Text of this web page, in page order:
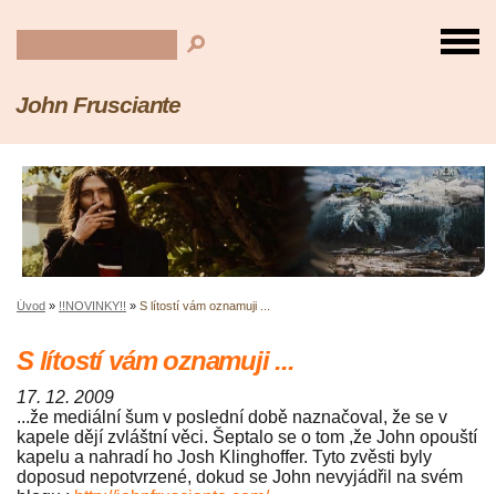
John Frusciante
Úvod » !!NOVINKY!! » S lítostí vám oznamuji ...
S lítostí vám oznamuji ...
17. 12. 2009
...že mediální šum v poslední době naznačoval, že se v
kapele dějí zvláštní věci. Šeptalo se o tom ,že John opouští
kapelu a nahradí ho Josh Klinghoffer. Tyto zvěsti byly
doposud nepotvrzené, dokud se John nevyjádřil na svém